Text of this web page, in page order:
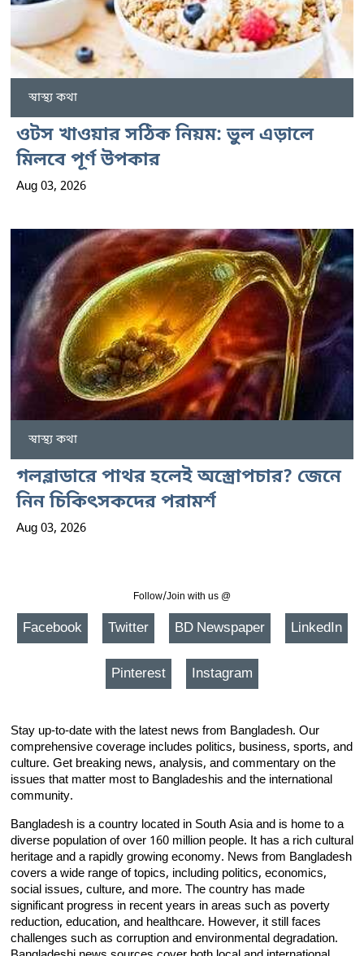
স্বাস্থ্য কথা
ওটস খাওয়ার সঠিক নিয়ম: ভুল এড়ালে
মিলবে পূর্ণ উপকার
Aug 03, 2026
স্বাস্থ্য কথা
গলব্লাডারে পাথর হলেই অস্ত্রোপচার? জেনে
নিন চিকিৎসকদের পরামর্শ
Aug 03, 2026
Follow/Join with us @
Facebook Twitter BD Newspaper LinkedIn
Pinterest Instagram
Stay up-to-date with the latest news from Bangladesh. Our
comprehensive coverage includes politics, business, sports, and
culture. Get breaking news, analysis, and commentary on the
issues that matter most to Bangladeshis and the international
community.
Bangladesh is a country located in South Asia and is home to a
diverse population of over 160 million people. It has a rich cultural
heritage and a rapidly growing economy. News from Bangladesh
covers a wide range of topics, including politics, economics,
social issues, culture, and more. The country has made
significant progress in recent years in areas such as poverty
reduction, education, and healthcare. However, it still faces
challenges such as corruption and environmental degradation.